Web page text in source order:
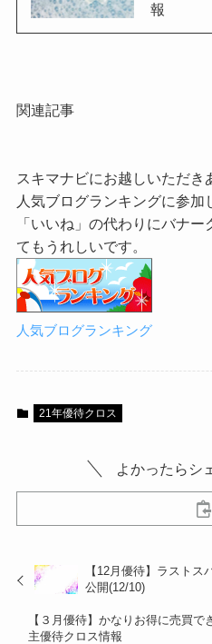
報
関連記事
スキマナビにお越しいただき
人気ブログランキングに参加
「いいね」の代わりにバナ
てもうれしいです。
人気ブログランキング
21年優待クロス
よかったらシ
【12月優待】ラスト
公開(12/10)
【３月優待】かなりお得に売買で
主優待クロス情報